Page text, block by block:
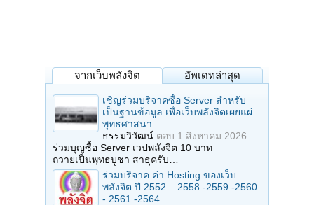
จากเว็บพลังจิต อัพเดทล่าสุด
เชิญร่วมบริจาคซื้อ Server สำหรับ
เป็นฐานข้อมูล เพื่อเว็บพลังจิตเผยแผ่
พุทธศาสนา
ธรรมวิวัฒน์ ตอบ 1 สิงหาคม 2026
ร่วมบุญซื้อ Server เวปพลังจิต 10 บาท
ถวายเป็นพุทธบูชา สาธุครับ…
ร่วมบริจาค ค่า Hosting ของเว็บ
พลังจิต ปี 2552 ...2558 -2559 -2560
- 2561 -2564